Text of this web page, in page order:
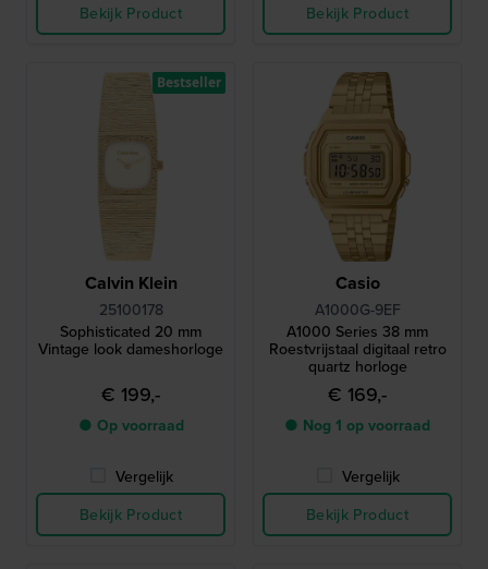
Bekijk Product
Bekijk Product
Calvin Klein
25100178
Sophisticated 20 mm
Vintage look dameshorloge
€ 199,-
● Op voorraad
Vergelijk
Bekijk Product
Bestseller
Casio
A1000G-9EF
A1000 Series 38 mm
Roestvrijstaal digitaal retro
quartz horloge
€ 169,-
● Nog 1 op voorraad
Vergelijk
Bekijk Product